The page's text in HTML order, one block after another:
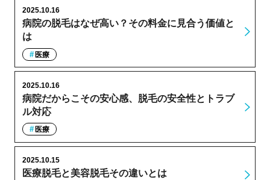
病院の脱毛はなぜ高い？その料金に見合う価値と
は
2025.10.16
医療
病院だからこその安心感、脱毛の安全性とトラブ
ル対応
2025.10.16
医療
医療脱毛と美容脱毛その違いとは
2025.10.15